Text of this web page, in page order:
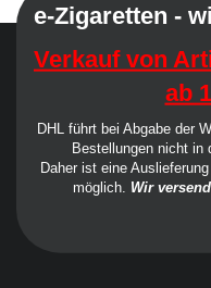
e-Zigaretten -
Verkauf von
ab
DHL führt bei Abgabe der
Bestellungen nicht in
Daher ist eine
möglich. Wir